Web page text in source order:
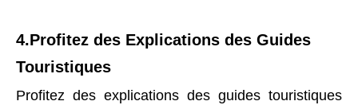
4.Profitez des Explications des Guides
Touristiques
Profitez des explications des guides touristiques